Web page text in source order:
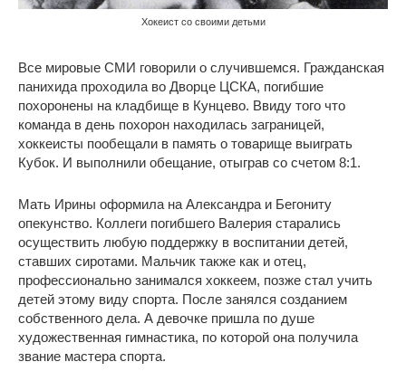
Хокеист со своими детьми
Все мировые СМИ говорили о случившемся. Гражданская
панихида проходила во Дворце ЦСКА, погибшие
похоронены на кладбище в Кунцево. Ввиду того что
команда в день похорон находилась заграницей,
хоккеисты пообещали в память о товарище выиграть
Кубок. И выполнили обещание, отыграв со счетом 8:1.
Мать Ирины оформила на Александра и Бегониту
опекунство. Коллеги погибшего Валерия старались
осуществить любую поддержку в воспитании детей,
ставших сиротами. Мальчик также как и отец,
профессионально занимался хоккеем, позже стал учить
детей этому виду спорта. После занялся созданием
собственного дела. А девочке пришла по душе
художественная гимнастика, по которой она получила
звание мастера спорта.